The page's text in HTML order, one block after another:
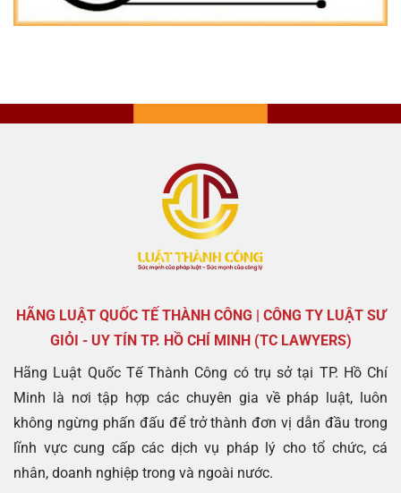
HÃNG LUẬT QUỐC TẾ THÀNH CÔNG | CÔNG TY LUẬT SƯ
GIỎI - UY TÍN TP. HỒ CHÍ MINH (TC LAWYERS)
Hãng Luật Quốc Tế Thành Công có trụ sở tại TP. Hồ Chí
Minh là nơi tập hợp các chuyên gia về pháp luật, luôn
không ngừng phấn đấu để trở thành đơn vị dẫn đầu trong
lĩnh vực cung cấp các dịch vụ pháp lý cho tổ chức, cá
nhân, doanh nghiệp trong và ngoài nước.